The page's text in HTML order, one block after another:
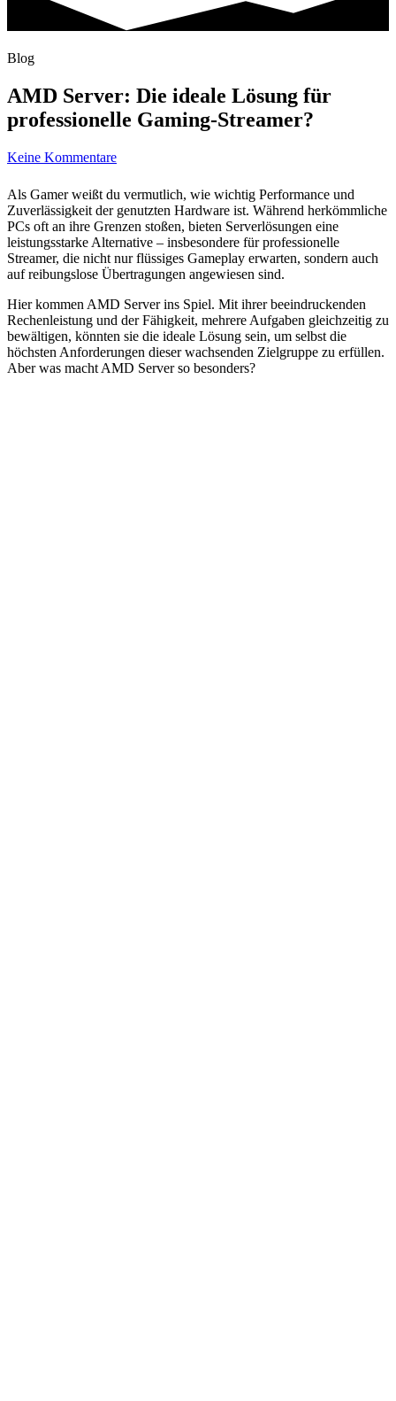
Blog
AMD Server: Die ideale Lösung für
professionelle Gaming-Streamer?
Keine Kommentare
Als Gamer weißt du vermutlich, wie wichtig Performance und
Zuverlässigkeit der genutzten Hardware ist. Während herkömmliche
PCs oft an ihre Grenzen stoßen, bieten Serverlösungen eine
leistungsstarke Alternative – insbesondere für professionelle
Streamer, die nicht nur flüssiges Gameplay erwarten, sondern auch
auf reibungslose Übertragungen angewiesen sind.
Hier kommen AMD Server ins Spiel. Mit ihrer beeindruckenden
Rechenleistung und der Fähigkeit, mehrere Aufgaben gleichzeitig zu
bewältigen, könnten sie die ideale Lösung sein, um selbst die
höchsten Anforderungen dieser wachsenden Zielgruppe zu erfüllen.
Aber was macht AMD Server so besonders?